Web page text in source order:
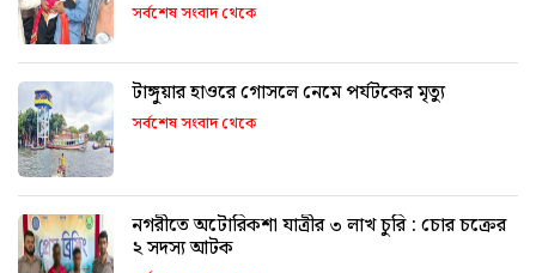
সর্বশেষ সংবাদ থেকে
টাঙ্গুয়ার হাওরে গোসলে নেমে পর্যটকের মৃত্যু
সর্বশেষ সংবাদ থেকে
নগরীতে অটোরিকশা যাত্রীর ৩ লাখ চুরি : চোর চক্রের
২ সদস্য আটক